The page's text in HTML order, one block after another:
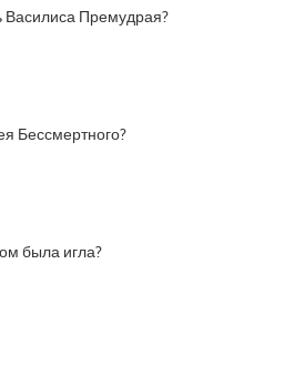
Василиса Премудрая?
Бессмертного?
была игла?